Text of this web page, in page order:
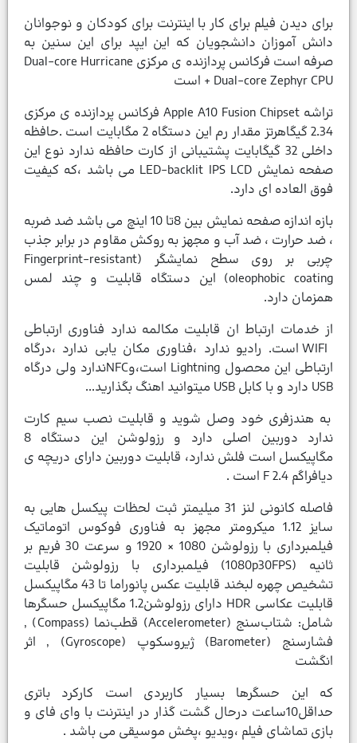
برای دیدن فیلم برای کار با اینترنت برای کودکان و نوجوانان
دانش آموزان دانشجویان که این ایپد برای این سنین به
صرفه است فرکانس پردازنده ی مرکزی Dual-core Hurricane
+ Dual-core Zephyr CPU است
تراشه Apple A10 Fusion Chipset فرکانس پردازنده ی مرکزی
2.34 گیگاهرتز مقدار رم این دستگاه 2 مگابایت است .حافظه
داخلی 32 گیگابایت پشتیبانی از کارت حافظه ندارد نوع این
صفحه نمایش LED-backlit IPS LCD می باشد ،که کیفیت
فوق العاده ای دارد.
بازه اندازه صفحه نمایش بین 8تا 10 اینچ می باشد ضد ضربه
، ضد حرارت ، ضد آب و مجهز به روکش مقاوم در برابر جذب
چربی بر روی سطح نمایشگر (Fingerprint-resistant
oleophobic coating) این دستگاه قابلیت و چند لمس
همزمان دارد.
از خدمات ارتباط ان قابلیت مکالمه ندارد فناوری ارتباطی
WIFI است. رادیو ندارد ،فناوری مکان یابی ندارد ،درگاه
ارتباطی این محصول Lightning است،وNFCندارد ولی درگاه
USB دارد و با کابل USB میتوانید اهنگ بگذارید...
به هندزفری خود وصل شوید و قابلیت نصب سیم کارت
ندارد دوربین اصلی دارد و رزولوشن این دستگاه 8
مگاپیکسل است فلش ندارد، قابلیت دوربین دارای دریچه ی
دیافراگم F 2.4 است .
فاصله کانونی لنز 31 میلیمتر ثبت لحظات پیکسل هایی به
سایز 1.12 میکرومتر مجهز به فناوری فوکوس اتوماتیک
فیلمبرداری با رزولوشن 1080 × 1920 و سرعت 30 فریم بر
ثانیه (1080p30FPS) فیلمبرداری با رزولوشن قابلیت
تشخیص چهره لبخند قابلیت عکس پانوراما تا 43 مگاپیکسل
قابلیت عکاسی HDR دارای رزولوشن1.2 مگاپیکسل حسگرها
شامل: شتاب‌سنج (Accelerometer) قطب‌نما (Compass) ,
فشارسنج (Barometer) ژیروسکوپ (Gyroscope) , اثر
انگشت
که این حسگرها بسیار کاربردی است کارکرد باتری
حداقل10ساعت درحال گشت گذار در اینترنت با وای فای و
بازی تماشای فیلم ،ویدیو ،پخش موسیقی می باشد .